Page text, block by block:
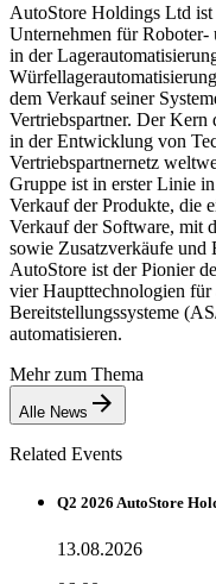
AutoStore Holdings Ltd ist
Unternehmen für
in der
dem Verkauf seiner
Vertriebspartner. Der Kern
in der Entwicklung von
Vertriebspartnernetz
Gruppe ist in erster Linie
Verkauf der Produkte, die
Verkauf der Software, mit
sowie Zusatzverkäufe und
AutoStore ist der Pionier
vier Haupttechnologien für
Bereitstellungssysteme
automatisieren.
Mehr zum Thema
Alle News
Related Events
Q2 2026 AutoStore
13.08.2026